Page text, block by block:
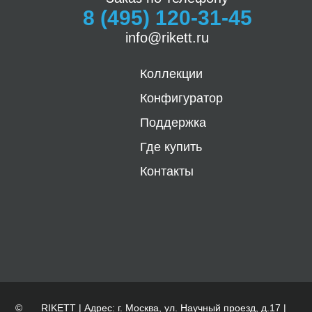
8 (495) 120-31-45
info@rikett.ru
Коллекции
Конфигуратор
Поддержка
Где купить
Контакты
© RIKETT | Адрес: г. Москва, ул. Научный проезд, д.17 |